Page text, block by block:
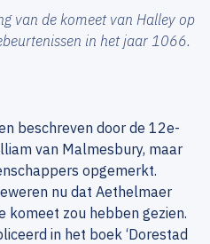
van de komeet van Halley op
in het jaar 1066.
beschreven door de 12e-
van Malmesbury, maar
opgemerkt.
nu dat Aethelmaer
komeet zou hebben gezien.
in het boek ‘Dorestad